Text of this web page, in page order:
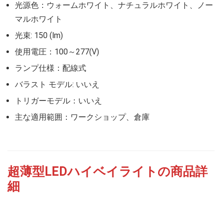
光源色：ウォームホワイト、ナチュラルホワイト、ノー
マルホワイト
光束: 150 (lm)
使用電圧：100～277(V)
ランプ仕様：配線式
バラスト モデル: いいえ
トリガーモデル：いいえ
主な適用範囲：ワークショップ、倉庫
超薄型LEDハイベイライトの商品詳
細